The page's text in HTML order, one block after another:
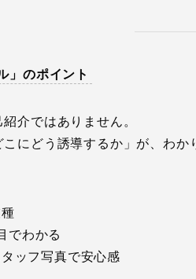
」のポイント
介ではありません。
こにどう誘導するか」が、わ
でわかる
ッフ写真で安心感